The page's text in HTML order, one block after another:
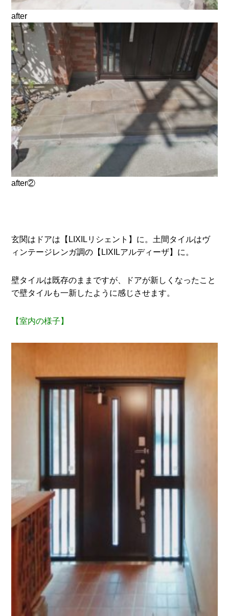
after
after②
玄関はドアは【LIXILリシェント】に。土間タイルはヴ
ィンテージレンガ調の【LIXILアルディーザ】に。
壁タイルは既存のままですが、ドアが新しくなったこと
で壁タイルも一新したように感じさせます。
【室内の様子】